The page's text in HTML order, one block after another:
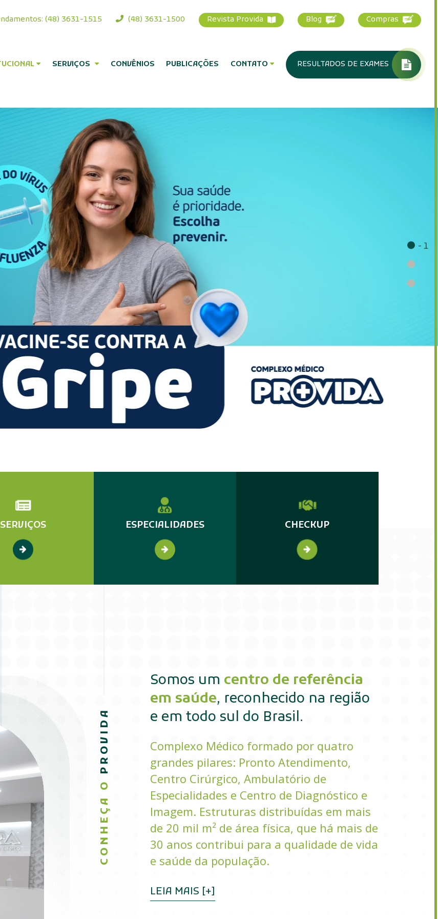
Agendamentos: (48) 3631-1515 (48) 3631-1500 Revista Provida Blog
CONTATO RESULTADOS DE
SERVIÇOS ESPECIALIDADES CHECKUP
CONHEÇA O
PROVIDA
Somos um centro de referência
em saúde, reconhecido na região
e em todo sul do Brasil.
Complexo Médico formado por quatro
grandes pilares: Pronto Atendimento,
Centro Cirúrgico, Ambulatório de
Especialidades e Centro de Diagnóstico e
Imagem. Estruturas distribuídas em mais
de 20 mil m² de área física, que há mais de
30 anos contribui para a qualidade de vida
e saúde da população.
LEIA MAIS [+]